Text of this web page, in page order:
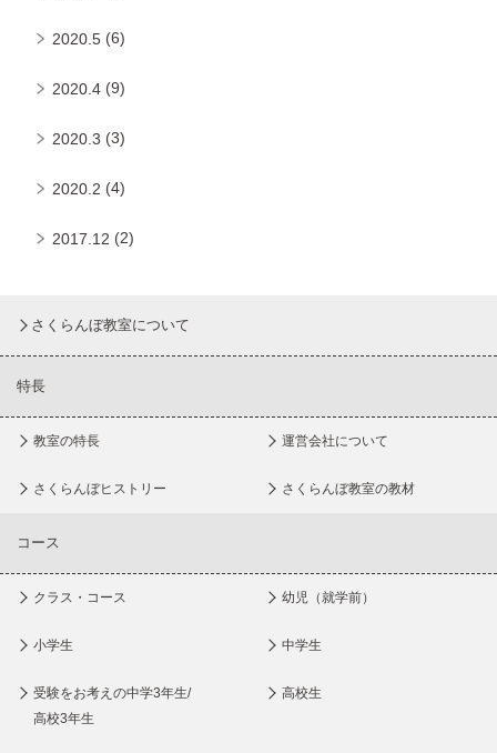
2020.5 (6)
2020.4 (9)
2020.3 (3)
2020.2 (4)
2017.12 (2)
さくらんぼ教室について
特長
教室の特長 運営会社について
さくらんぼヒストリー さくらんぼ教室の教材
コース
クラス・コース 幼児（就学前）
小学生 中学生
受験をお考えの中学3年生/
高校3年生
高校生